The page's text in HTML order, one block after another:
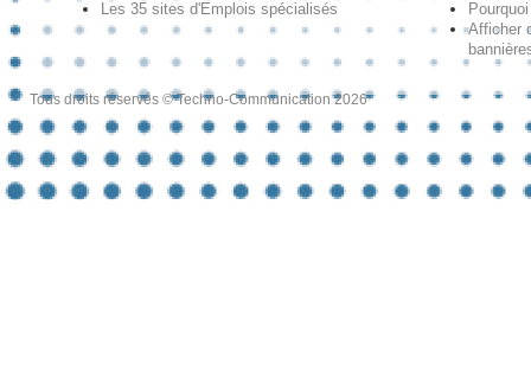
Les 35 sites d'Emplois spécialisés
Afficher
Tous droits réservés © Techno-Communication 2026